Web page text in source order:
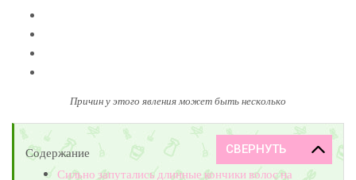
Причин у этого явления может быть несколько
Содержание
Сильно запутались длинные кончики волос на